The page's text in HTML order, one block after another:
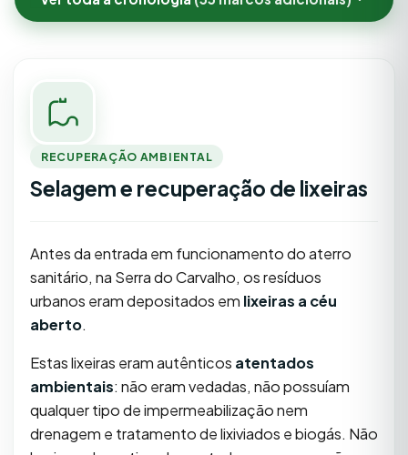
RECUPERAÇÃO AMBIENTAL
Selagem e recuperação de lixeiras
Antes da entrada em funcionamento do aterro
sanitário, na Serra do Carvalho, os resíduos
urbanos eram depositados em lixeiras a céu
aberto.
Estas lixeiras eram autênticos atentados
ambientais: não eram vedadas, não possuíam
qualquer tipo de impermeabilização nem
drenagem e tratamento de lixiviados e biogás. Não